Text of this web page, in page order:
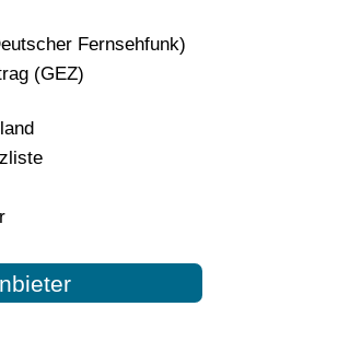
Fernsehfunk)
(GEZ)